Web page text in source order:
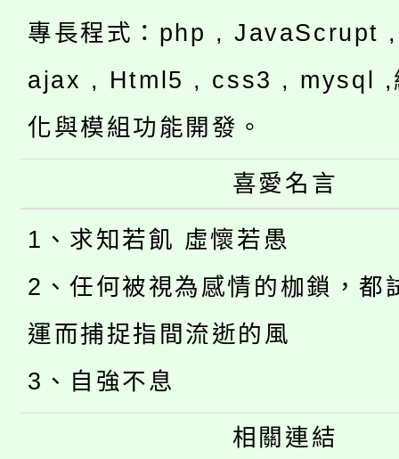
專長程式：php , JavaScrupt
ajax , Html5 , css3 , mysql ,
化與模組功能開發。
喜愛名言
1、求知若飢 虛懷若愚
2、任何被視為感情的枷鎖，都
運而捕捉指間流逝的風
3、自強不息
相關連結